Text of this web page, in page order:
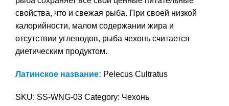
свойства, что и свежая рыба. При своей низкой
калорийности, малом содержании жира и
отсутствии углеводов, рыба чехонь считается
диетическим продуктом.
Латинское название: Pelecus Cultratus
SKU: SS-WNG-03 Category: Чехонь